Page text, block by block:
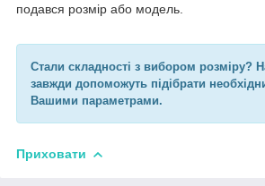
подався розмір або модель.
Стали складності з вибором розміру?
завжди допоможуть підібрати
Вашими параметрами.
Приховати